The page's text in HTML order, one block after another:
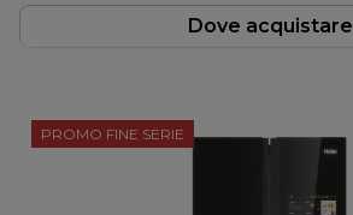
Dove acquistare
PROMO FINE SERIE